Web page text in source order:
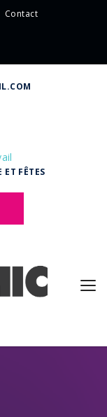
Contact
FÊTES